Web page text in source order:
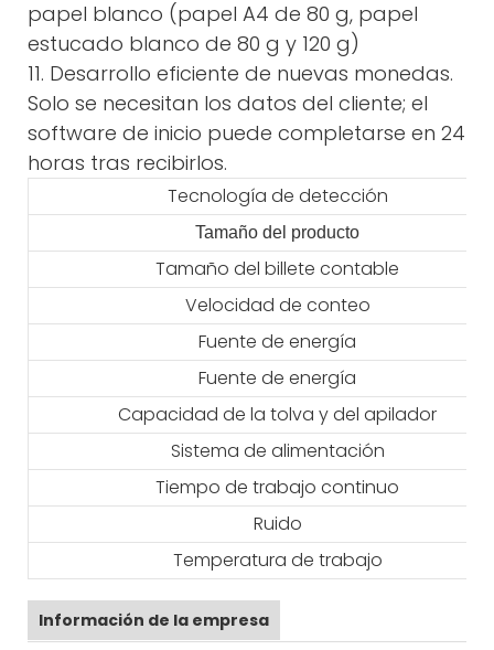
papel blanco (papel A4 de 80 g, papel
estucado blanco de 80 g y 120 g)
11. Desarrollo eficiente de nuevas monedas.
Solo se necesitan los datos del cliente; el
software de inicio puede completarse en 24
horas tras recibirlos.
Tecnología de detección
Tamaño del producto
Tamaño del billete contable
Velocidad de conteo
Fuente de energía
Fuente de energía
Capacidad de la tolva y del apilador
Sistema de alimentación
Tiempo de trabajo continuo
Ruido
Temperatura de trabajo
Información de la empresa